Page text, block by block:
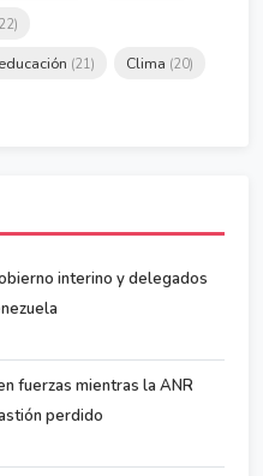
educación (21) Clima (20)
interino y delegados
fuerzas mientras la ANR
perdido